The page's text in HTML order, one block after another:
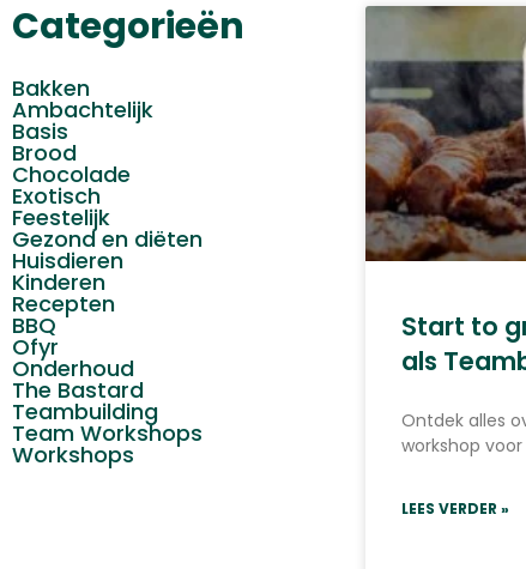
Categorieën
Bakken
Ambachtelijk
Basis
Brood
Chocolade
Exotisch
Feestelijk
Gezond en diëten
Huisdieren
Kinderen
Recepten
BBQ
Ofyr
Onderhoud
The Bastard
Teambuilding
Team Workshops
Workshops
Start to
als
Ontdek alles
workshop
LEES VERDER »